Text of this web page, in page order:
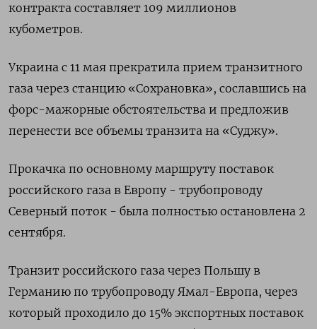
контракта составляет 109 миллионов
кубометров.
Украина с 11 мая прекратила прием транзитного
газа через станцию «Сохрановка», сославшись на
форс-мажорные обстоятельства и предложив
перенести все объемы транзита на «Суджу».
Прокачка по основному маршруту поставок
российского газа в Европу - трубопроводу
Северный поток - была полностью остановлена 2
сентября.
Транзит российского газа через Польшу в
Германию по трубопроводу Ямал-Европа, через
который проходило до 15% экспортных поставок